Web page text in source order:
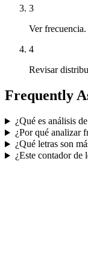
3
Ver frecuencia.
4
Revisar
Frequently
¿Qué es análisis
¿Por qué analizar
¿Qué letras son
¿Este contador de